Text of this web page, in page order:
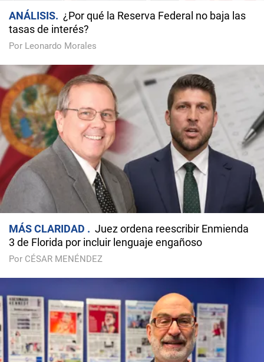
ANÁLISIS
¿Por qué la Reserva Federal no baja las
tasas de interés?
Por Leonardo Morales
MÁS CLARIDAD
Juez ordena reescribir Enmienda
3 de Florida por incluir lenguaje engañoso
Por CÉSAR MENÉNDEZ